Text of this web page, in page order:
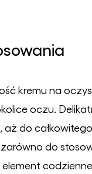
kremu na
oczu.
aż do
do